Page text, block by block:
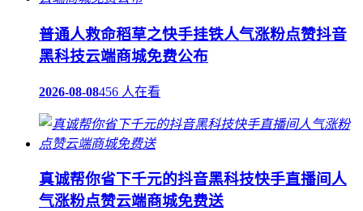
普通人救命稻草之快手挂铁人气涨粉点赞抖音
黑科技云端商城免费公布
2026-08-08456 人在看
真诚帮你省下千元的抖音黑科技快手直播间人
气涨粉点赞云端商城免费送